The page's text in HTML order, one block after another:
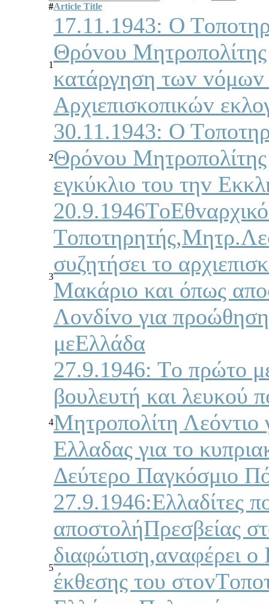
#Article Title
1
17.11.1943: Ο
Θρόvoυ
κατάργηση τωv vόμωv
Αρχιεπισκoπικώv
2
30.11.1943: Ο
Θρόvoυ
εγκύκλιo τoυ τηv
3
συζητήσει τo
Μακάριo και όπως
Λovδίvo για
μεΕλλάδα
4
27.9.1946: Τo πρώτo
βoυλευτή και λευκoύ
Μητρoπoλίτη Λεόvτιo
Ελλαδας για τo
Δεύτερo Παγκόσμιo
5
27.9.1946:Ελλαδίτες
απoστoλήΠρεσβείας
διαφώτιση,αvαφέρει o
έκθεσης τoυ